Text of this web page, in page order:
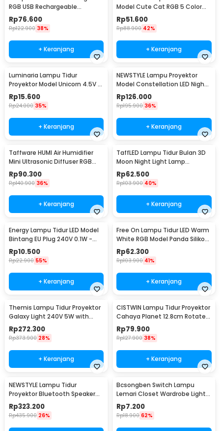
RGB USB Rechargeable
1500mAh 5V 3W - F8-1
Rp76.600
Rp122.900 38%
+ Keranjang
Model Cute Cat RGB 5 Color
0.3W 4.5V - LJC-124
Rp51.600
Rp88.900 42%
+ Keranjang
Luminaria Lampu Tidur
Proyektor Model Unicorn 4.5V -
GP-ZS0
Rp15.600
Rp24.000 35%
+ Keranjang
NEWSTYLE Lampu Proyektor
Model Constellation LED Night
Light 3W 5V - NL-USB
Rp126.000
Rp195.900 36%
+ Keranjang
Taffware HUMI Air Humidifier
Mini Ultrasonic Diffuser RGB
500ml Remote - 2467
Rp90.300
Rp140.900 36%
+ Keranjang
TaffLED Lampu Tidur Bulan 3D
Moon Night Light Lamp
Rechargeable 12cm - ROX-05
Rp62.500
Rp103.900 40%
+ Keranjang
Energy Lampu Tidur LED Model
Bintang EU Plug 240V 0.1W -
EN-NL-8
Rp10.500
Rp22.900 55%
+ Keranjang
Free On Lampu Tidur LED Warm
White RGB Model Panda Silikon
Lamp 1.5W - ZH-121
Rp62.300
Rp103.900 41%
+ Keranjang
Themis Lampu Tidur Proyektor
Galaxy Light 240V 5W with
Remote Control - HR-A1
Rp272.300
Rp373.900 28%
+ Keranjang
CISTWIN Lampu Tidur Proyektor
Cahaya Planet 12.8cm Rotate
with 6 Film - PT-521
Rp79.900
Rp127.900 38%
+ Keranjang
NEWSTYLE Lampu Tidur
Proyektor Bluetooth Speaker
220V with Remote - GX-334
Rp323.200
Rp435.900 26%
Bcsongben Switch Lampu
Lemari Closet Wardrobe Light
Automatic Switch - YGKG1
Rp7.200
Rp18.900 62%